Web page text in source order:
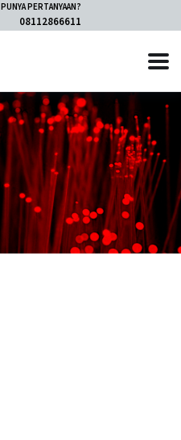
PUNYA PERTANYAAN?
08112866611